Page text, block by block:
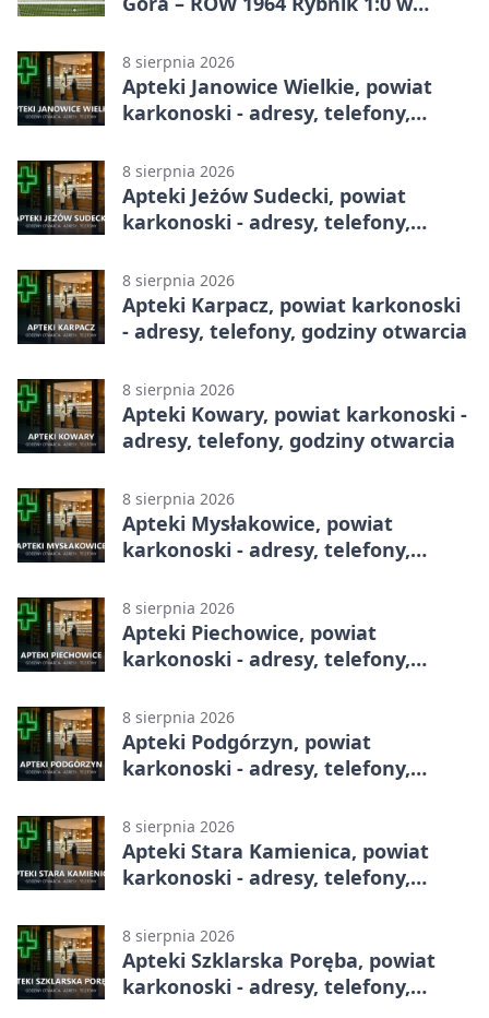
8 sierpnia 2026
Apteki Janowice Wielkie, powiat
karkonoski - adresy, telefony,
8 sierpnia 2026
Apteki Jeżów Sudecki, powiat
karkonoski - adresy, telefony,
8 sierpnia 2026
Apteki Karpacz, powiat karkonoski
- adresy, telefony, godziny otwarcia
8 sierpnia 2026
Apteki Kowary, powiat karkonoski -
adresy, telefony, godziny otwarcia
8 sierpnia 2026
Apteki Mysłakowice, powiat
karkonoski - adresy, telefony,
8 sierpnia 2026
Apteki Piechowice, powiat
karkonoski - adresy, telefony,
8 sierpnia 2026
Apteki Podgórzyn, powiat
karkonoski - adresy, telefony,
8 sierpnia 2026
Apteki Stara Kamienica, powiat
karkonoski - adresy, telefony,
8 sierpnia 2026
Apteki Szklarska Poręba, powiat
karkonoski - adresy, telefony,